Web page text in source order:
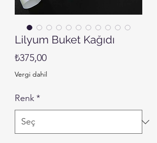
Lilyum Buket Kağıdı
₺375,00Fiyat
Vergi dahil
Renk*